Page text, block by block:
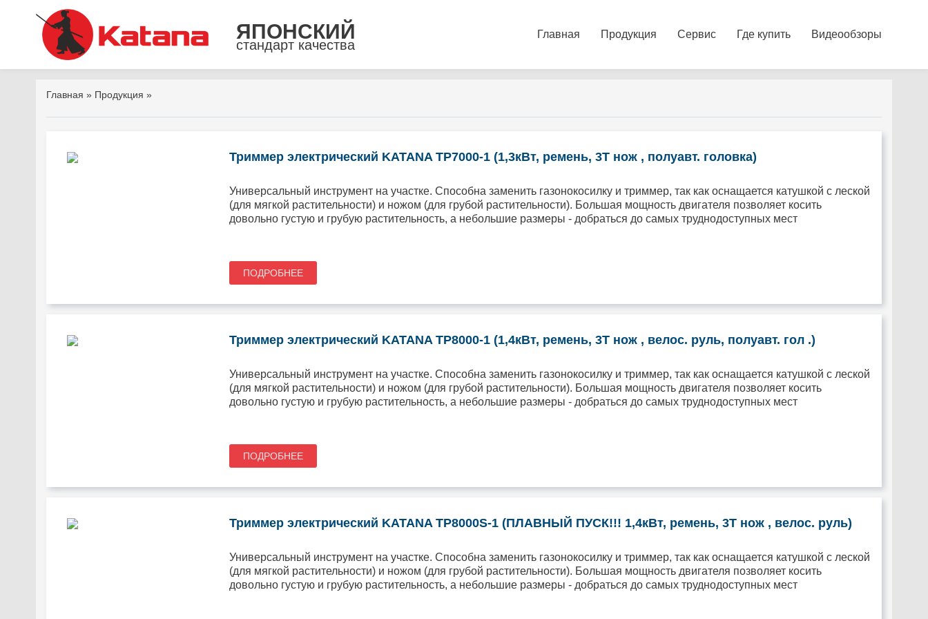
ЯПОНСКИЙ
стандарт качества
Главная Продукция Сервис Где купить Видеообзоры
Главная » Продукция »
Триммер электрический KATANA TP7000-1 (1,3кВт, ремень, 3Т нож , полуавт. головка)
Универсальный инструмент на участке. Способна заменить газонокосилку и триммер, так как оснащается катушкой с леской
(для мягкой растительности) и ножом (для грубой растительности). Большая мощность двигателя позволяет косить
довольно густую и грубую растительность, а небольшие размеры - добраться до самых труднодоступных мест
ПОДРОБНЕЕ
Триммер электрический KATANA TP8000-1 (1,4кВт, ремень, 3Т нож , велос. руль, полуавт. гол .)
Универсальный инструмент на участке. Способна заменить газонокосилку и триммер, так как оснащается катушкой с леской
(для мягкой растительности) и ножом (для грубой растительности). Большая мощность двигателя позволяет косить
довольно густую и грубую растительность, а небольшие размеры - добраться до самых труднодоступных мест
ПОДРОБНЕЕ
Триммер электрический KATANA TP8000S-1 (ПЛАВНЫЙ ПУСК!!! 1,4кВт, ремень, 3Т нож , велос. руль)
Универсальный инструмент на участке. Способна заменить газонокосилку и триммер, так как оснащается катушкой с леской
(для мягкой растительности) и ножом (для грубой растительности). Большая мощность двигателя позволяет косить
довольно густую и грубую растительность, а небольшие размеры - добраться до самых труднодоступных мест